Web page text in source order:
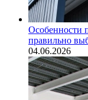
Особенности
правильно
04.06.2026